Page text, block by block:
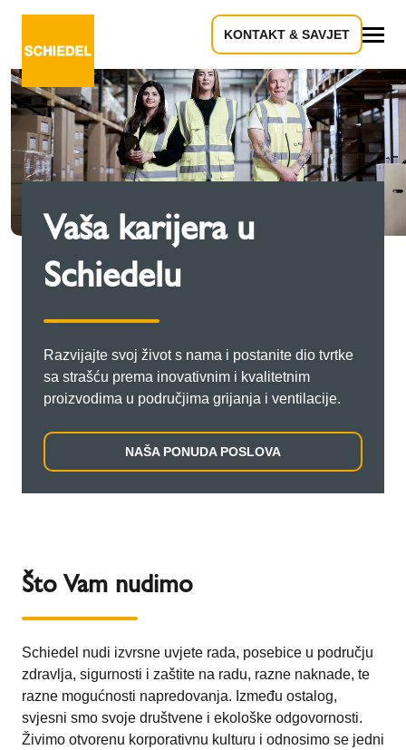
KONTAKT & SAVJET
Vaša karijera u
Schiedelu
Razvijajte svoj život s nama i postanite dio tvrtke
sa strašću prema inovativnim i kvalitetnim
proizvodima u područjima grijanja i ventilacije.
NAŠA PONUDA POSLOVA
Što Vam nudimo
Schiedel nudi izvrsne uvjete rada, posebice u području
zdravlja, sigurnosti i zaštite na radu, razne naknade, te
razne mogućnosti napredovanja. Između ostalog,
svjesni smo svoje društvene i ekološke odgovornosti.
Živimo otvorenu korporativnu kulturu i odnosimo se jedni